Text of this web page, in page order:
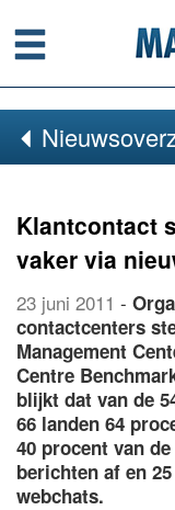
Menu
Klantcontact
vaker via
23 juni 2011 -
contactcenters
Management
Centre
blijkt dat van de
66 landen 64
40 procent van
berichten af en
webchats.